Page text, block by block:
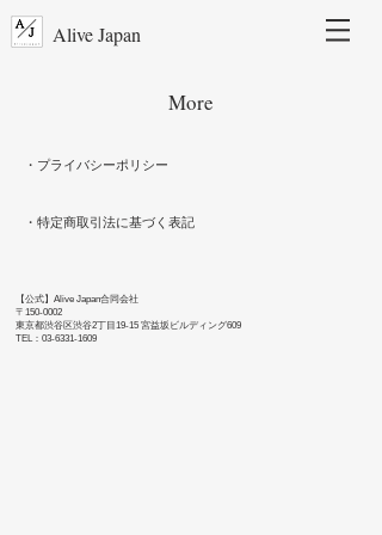
Alive Japan
More
・プライバシーポリシー
・特定商取引法に基づく表記
【公式】Alive Japan合同会社
〒150-0002
東京都渋谷区渋谷2丁目19-15 宮益坂ビルディング609
TEL：03-6331-1609